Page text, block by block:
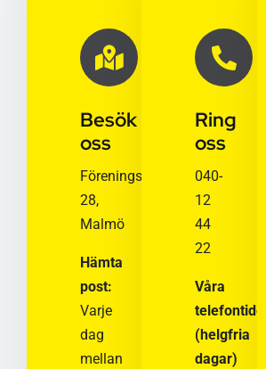
Besök
oss
Föreningsgatan
28,
Malmö
Hämta
post:
Varje
dag
mellan
Ring
oss
040-
12
44
22
Våra
telefontider
(helgfria
dagar)